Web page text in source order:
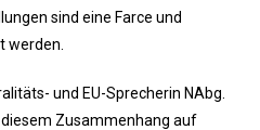
sind eine Farce und
werden.
und EU-Sprecherin NAbg.
diesem Zusammenhang auf